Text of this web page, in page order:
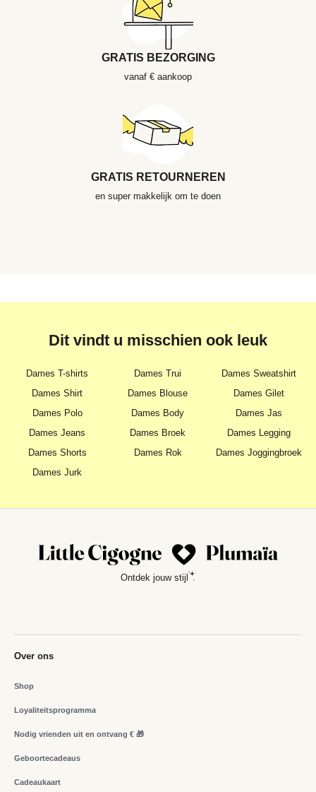
GRATIS BEZORGING
vanaf € aankoop
GRATIS RETOURNEREN
en super makkelijk om te doen
Dit vindt u misschien ook leuk
Dames T-shirts Dames Trui
Dames Sweatshirt
Dames Shirt
Dames Blouse
Dames Gilet
Dames Polo
Dames Body
Dames Jas
Dames Jeans
Dames Broek
Dames Legging
Dames Shorts
Dames Rok
Dames Joggingbroek
Dames Jurk
Ontdek jouw stijl
Over ons
Shop
Loyaliteitsprogramma
Nodig vrienden uit en ontvang € 🎁
Geboortecadeaus
Cadeaukaart